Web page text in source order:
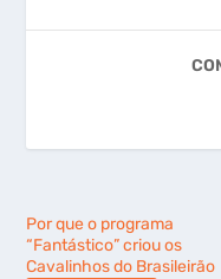
Por que o programa
“Fantástico” criou os
Cavalinhos do Brasileirão